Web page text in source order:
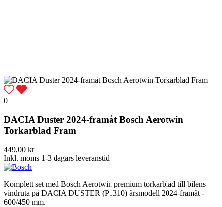
0
DACIA Duster 2024-framåt Bosch Aerotwin
Torkarblad Fram
449,00 kr
Inkl. moms 1-3 dagars leveranstid
Komplett set med Bosch Aerotwin premium torkarblad till bilens
vindruta på DACIA DUSTER (P1310) årsmodell 2024-framåt -
600/450 mm.